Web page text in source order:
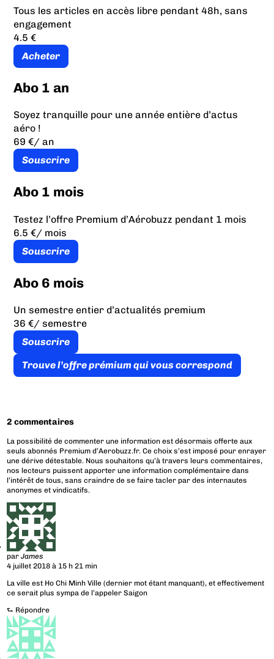
Tous les articles en accès libre pendant 48h, sans
engagement
4.5 €
Acheter
Abo 1 an
Soyez tranquille pour une année entière d’actus
aéro !
69 €/ an
Souscrire
Abo 1 mois
Testez l’offre Premium d’Aérobuzz pendant 1 mois
6.5 €/ mois
Souscrire
Abo 6 mois
Un semestre entier d’actualités premium
36 €/ semestre
Souscrire
Trouve l’offre prémium qui vous correspond
2 commentaires
La possibilité de commenter une information est désormais offerte aux
seuls abonnés Premium d’Aerobuzz.fr. Ce choix s’est imposé pour enrayer
une dérive détestable. Nous souhaitons qu’à travers leurs commentaires,
nos lecteurs puissent apporter une information complémentaire dans
l’intérêt de tous, sans craindre de se faire tacler par des internautes
anonymes et vindicatifs.
parJames
4 juillet 2018 à 15 h 21 min
La ville est Ho Chi Minh Ville (dernier mot étant manquant), et effectivement
ce serait plus sympa de l’appeler Saigon
⮑ Répondre